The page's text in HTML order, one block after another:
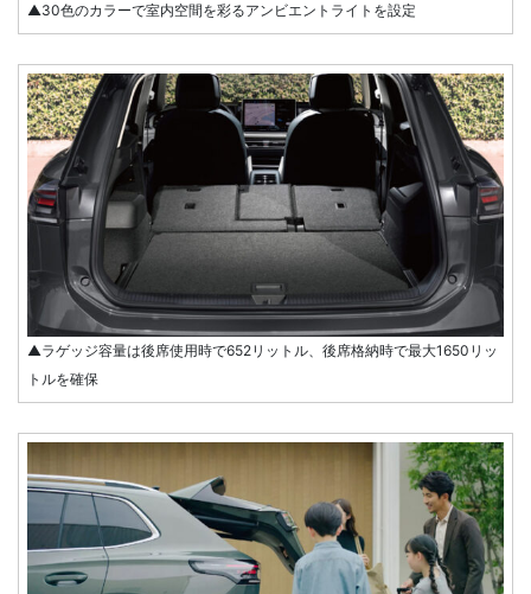
▲30色のカラーで室内空間を彩るアンビエントライトを設定
▲ラゲッジ容量は後席使用時で652リットル、後席格納時で最大1650リッ
トルを確保